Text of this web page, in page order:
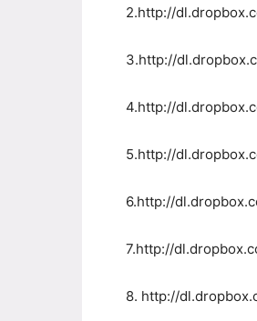
2.http://
3.http://
4.http://
5.http://
6.http://
7.http://
8. http://